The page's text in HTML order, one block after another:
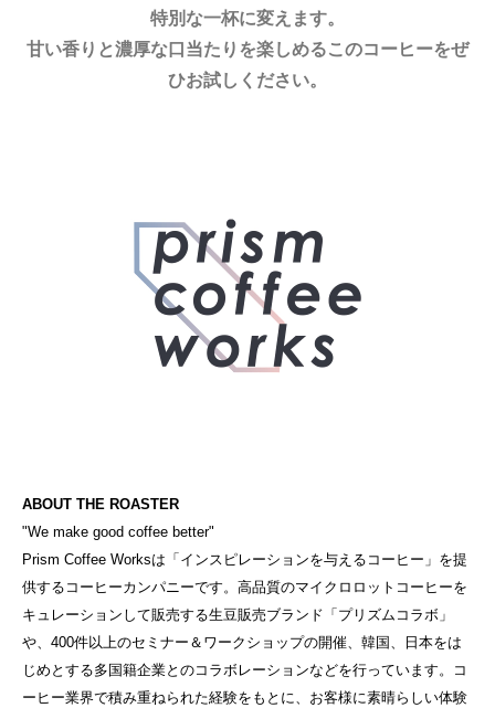
特別な一杯に変えます。
甘い香りと濃厚な口当たりを楽しめるこのコーヒーをぜ
ひお試しください。
ABOUT THE ROASTER
"We make good coffee better"
Prism Coffee Worksは「インスピレーションを与えるコーヒー」を提
供するコーヒーカンパニーです。高品質のマイクロロットコーヒーを
キュレーションして販売する生豆販売ブランド「プリズムコラボ」
や、400件以上のセミナー＆ワークショップの開催、韓国、日本をは
じめとする多国籍企業とのコラボレーションなどを行っています。コ
ーヒー業界で積み重ねられた経験をもとに、お客様に素晴らしい体験